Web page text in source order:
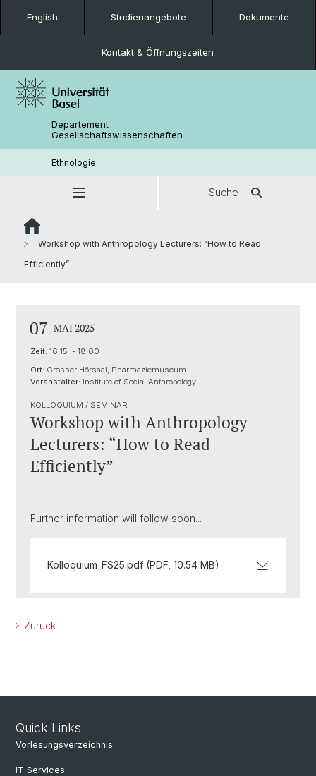
English Studienangebote Dokumente
Kontakt & Öffnungszeiten
Departement
Gesellschaftswissenschaften
Ethnologie
Suche
Workshop with Anthropology Lecturers: “How to Read
Efficiently”
07 MAI 2025
Zeit: 16:15 - 18:00
Ort: Grosser Hörsaal, Pharmaziemuseum
Veranstalter: Institute of Social Anthropology
KOLLOQUIUM / SEMINAR
Workshop with Anthropology
Lecturers: “How to Read
Efficiently”
Further information will follow soon...
Kolloquium_FS25.pdf (PDF, 10.54 MB)
Zurück
Quick Links
Vorlesungsverzeichnis
IT Services